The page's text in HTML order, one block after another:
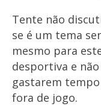
Tente não
se é um tema
mesmo para
desportiva e
gastarem
fora de jogo.